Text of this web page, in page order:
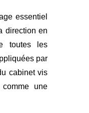
essentiel
direction en
toutes les
par
cabinet vis
une